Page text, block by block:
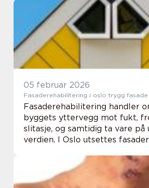
attraktiv, tydeligere for kjøper
forelske seg ...
05 februar 2026
Fasaderehabilitering i
Fasaderehabilitering handler
byggets yttervegg mot fukt,
slitasje, og samtidig ta vare
verdien. I Oslo utsettes
og mye nedbør. Når murpuss